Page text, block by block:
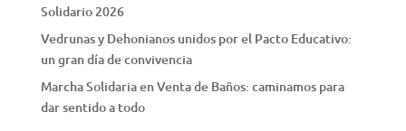
Solidario 2026
Vedrunas y Dehonianos unidos por el Pacto Educativo:
un gran día de convivencia
Marcha Solidaria en Venta de Baños: caminamos para
dar sentido a todo